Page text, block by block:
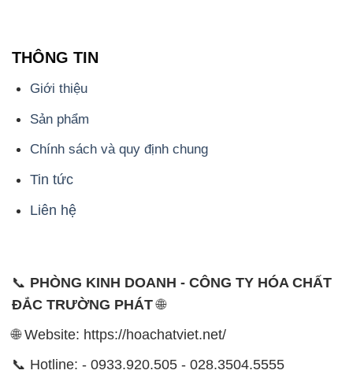
THÔNG TIN
Giới thiệu
Sản phẩm
Chính sách và quy định chung
Tin tức
Liên hệ
📞 PHÒNG KINH DOANH - CÔNG TY HÓA CHẤT
ĐẮC TRƯỜNG PHÁT🌐
🌐 Website: https://hoachatviet.net/
📞 Hotline: - 0933.920.505 - 028.3504.5555